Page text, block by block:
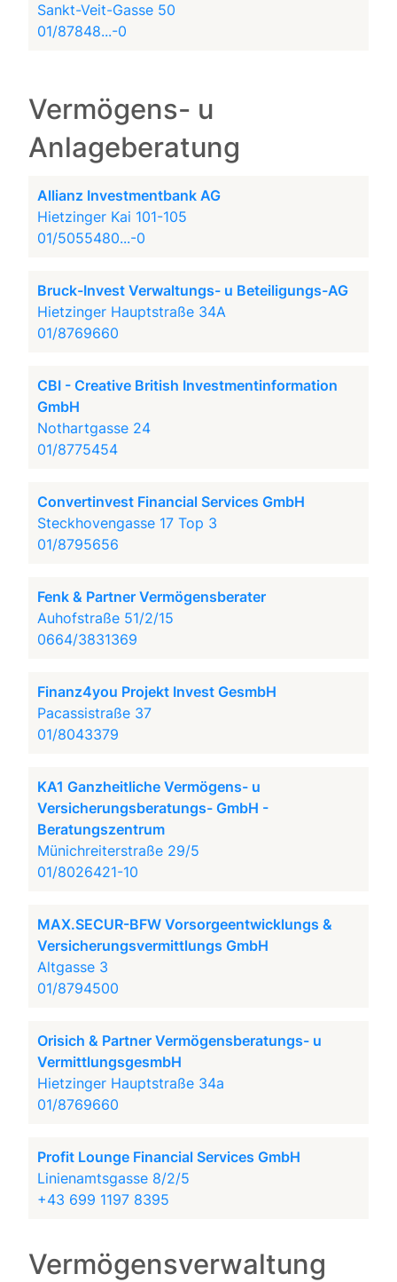
Sankt-Veit-Gasse 50
01/87848...-0
Vermögens- u
Anlageberatung
Allianz Investmentbank AG
Hietzinger Kai 101-105
01/5055480...-0
Bruck-Invest Verwaltungs- u Beteiligungs-AG
Hietzinger Hauptstraße 34A
01/8769660
CBI - Creative British Investmentinformation
GmbH
Nothartgasse 24
01/8775454
Convertinvest Financial Services GmbH
Steckhovengasse 17 Top 3
01/8795656
Fenk & Partner Vermögensberater
Auhofstraße 51/2/15
0664/3831369
Finanz4you Projekt Invest GesmbH
Pacassistraße 37
01/8043379
KA1 Ganzheitliche Vermögens- u
Versicherungsberatungs- GmbH -
Beratungszentrum
Münichreiterstraße 29/5
01/8026421-10
MAX.SECUR-BFW Vorsorgeentwicklungs &
Versicherungsvermittlungs GmbH
Altgasse 3
01/8794500
Orisich & Partner Vermögensberatungs- u
VermittlungsgesmbH
Hietzinger Hauptstraße 34a
01/8769660
Profit Lounge Financial Services GmbH
Linienamtsgasse 8/2/5
+43 699 1197 8395
Vermögensverwaltung